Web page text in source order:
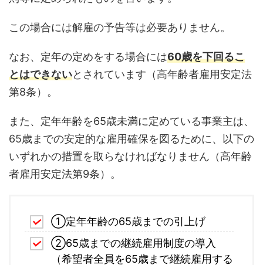
この場合には解雇の予告等は必要ありません。
なお、定年の定めをする場合には60歳を下回るこ
とはできないとされています（高年齢者雇用安定法
第8条）。
また、定年年齢を65歳未満に定めている事業主は、
65歳までの安定的な雇用確保を図るために、以下の
いずれかの措置を取らなければなりません（高年齢
者雇用安定法第9条）。
①定年年齢の65歳までの引上げ
②65歳までの継続雇用制度の導入
（希望者全員を65歳まで継続雇用する